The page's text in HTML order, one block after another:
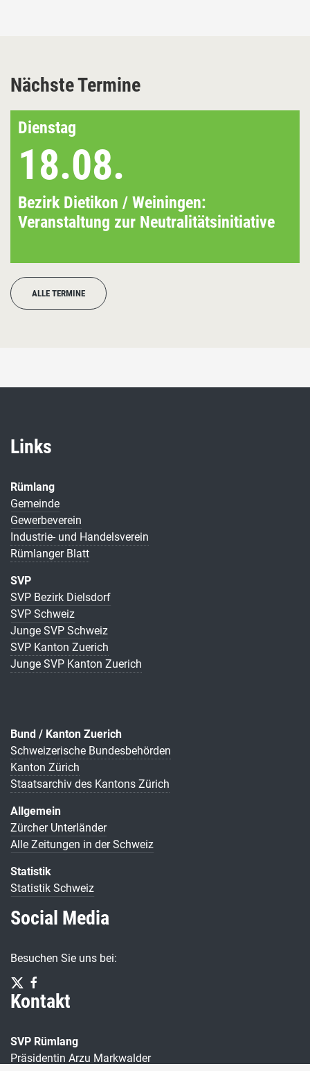
Nächste Termine
Dienstag
18.08.
Bezirk Dietikon / Weiningen:
Veranstaltung zur Neutralitätsinitiative
ALLE TERMINE
Links
Rümlang
Gemeinde
Gewerbeverein
Industrie- und Handelsverein
Rümlanger Blatt
SVP
SVP Bezirk Dielsdorf
SVP Schweiz
Junge SVP Schweiz
SVP Kanton Zuerich
Junge SVP Kanton Zuerich
Bund / Kanton Zuerich
Schweizerische Bundesbehörden
Kanton Zürich
Staatsarchiv des Kantons Zürich
Allgemein
Zürcher Unterländer
Alle Zeitungen in der Schweiz
Statistik
Statistik Schweiz
Social Media
Besuchen Sie uns bei:
Kontakt
SVP Rümlang
Präsidentin Arzu Markwalder